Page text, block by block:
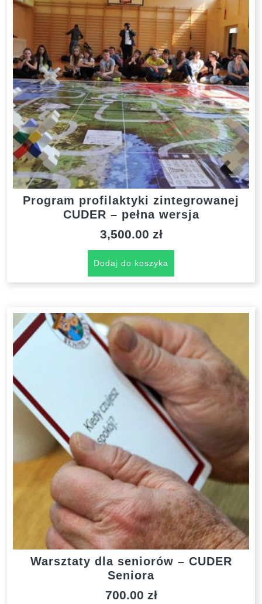
Program profilaktyki zintegrowanej
CUDER – pełna wersja
3,500.00 zł
Dodaj do koszyka
Warsztaty dla seniorów – CUDER
Seniora
700.00 zł